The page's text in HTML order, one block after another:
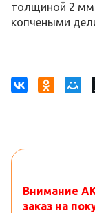
толщиной 2 мм.
копчеными
Внимание
заказ на